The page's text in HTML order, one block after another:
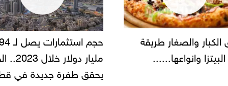
حجم استثمارات يصل لـ 94
"أمن القاهرة" يضبط
شركة مطاعم استولى على
أموال المواطنين بزعم